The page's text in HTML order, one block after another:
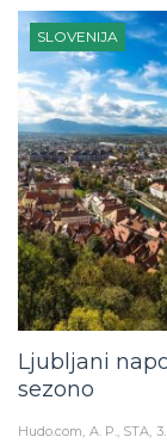
SLOVENIJA
Ljubljani
sezono
Hudo.com A. P., STA